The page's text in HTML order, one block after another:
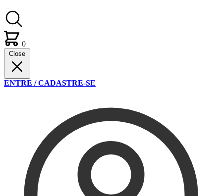
0
Close
ENTRE / CADASTRE-SE